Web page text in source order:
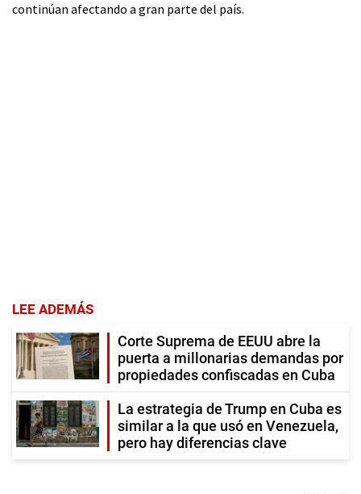
continúan afectando a gran parte del país.
LEE ADEMÁS
Corte Suprema de EEUU abre la
puerta a millonarias demandas por
propiedades confiscadas en Cuba
La estrategia de Trump en Cuba es
similar a la que usó en Venezuela,
pero hay diferencias clave